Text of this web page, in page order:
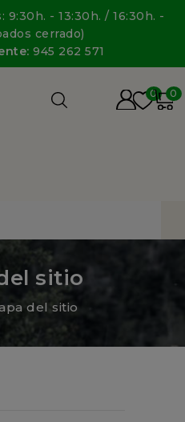
9:30h. - 13:30h. / 16:30h. -
cerrado)
945 262 571
0 0
sitio
del sitio